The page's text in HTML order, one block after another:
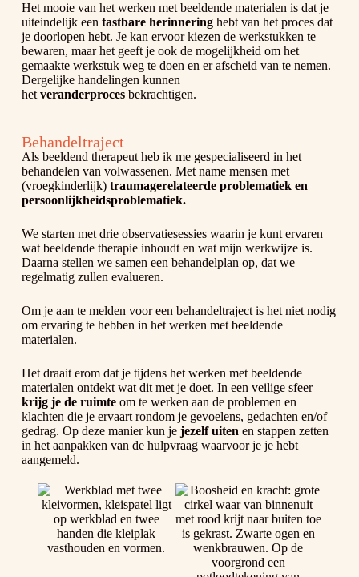
Het mooie van het werken met beeldende materialen is dat je
uiteindelijk een tastbare herinneringhebt van het proces dat
je doorlopen hebt. Je kan ervoor kiezen de werkstukken te
bewaren, maar het geeft je ook de mogelijkheid om het
gemaakte werkstuk weg te doen en er afscheid van te nemen.
Dergelijke handelingen kunnen
het veranderprocesbekrachtigen.
Behandeltraject
Als beeldend therapeut heb ik me gespecialiseerd in het
behandelen van volwassenen. Met name mensen met
(vroegkinderlijk) traumagerelateerde problematiek en
persoonlijkheidsproblematiek.
We starten met drie observatiesessies waarin je kunt ervaren
wat beeldende therapie inhoudt en wat mijn werkwijze is.
Daarna stellen we samen een behandelplan op, dat we
regelmatig zullen evalueren.
Om je aan te melden voor een behandeltraject is het niet nodig
om ervaring te hebben in het werken met beeldende
materialen.
Het draait erom dat je tijdens het werken met beeldende
materialen ontdekt wat dit met je doet. In een veilige sfeer
krijg je de ruimteom te werken aan de problemen en
klachten die je ervaart rondom je gevoelens, gedachten en/of
gedrag. Op deze manier kun je jezelf uiten en stappen zetten
in het aanpakken van de hulpvraag waarvoor je je hebt
aangemeld.